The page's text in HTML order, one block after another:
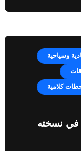
وسياحية
كلامية
في نسخته